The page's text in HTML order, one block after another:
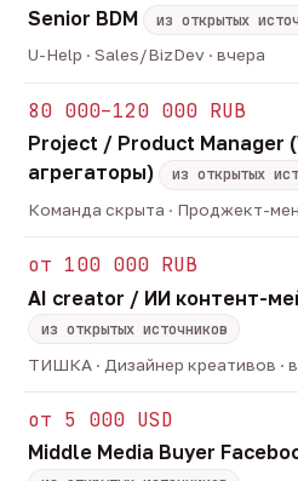
Senior BDM
из открытых
U-Help · Sales/BizDev · вчера
80 000–120 000 RUB
Project / Product Manager
агрегаторы)
из открытых
Команда скрыта · Проджект-
от 100 000 RUB
AI creator / ИИ контент-
из открытых источников
ТИШКА · Дизайнер креативов ·
от 5 000 USD
Middle Media Buyer